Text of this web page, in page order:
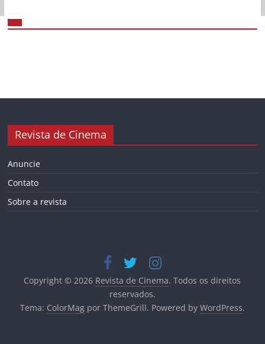
Revista de Cinema
Anuncie
Contato
Sobre a revista
Copyright © 2026 Revista de Cinema. Todos os direitos
reservados.
Tema: ColorMagpor ThemeGrill. Powered by WordPress.